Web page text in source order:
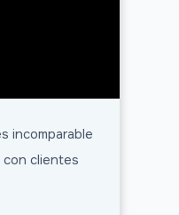
incomparable
con clientes